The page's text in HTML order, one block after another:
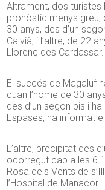
Altrament, dos
pronòstic menys greu,
30 anys, des d’un
Calvià; i l’altre, de 22
Llorenç des Cardassar.
El succés de Magaluf
quan l’home de 30
des d’un segon pis i
Espases, ha informat
L’altre, precipitat des
ocorregut cap a les
Rosa dels Vents de
l’Hospital de Manacor.